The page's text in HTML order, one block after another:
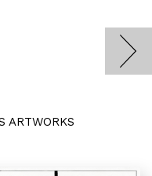
ARTWORKS